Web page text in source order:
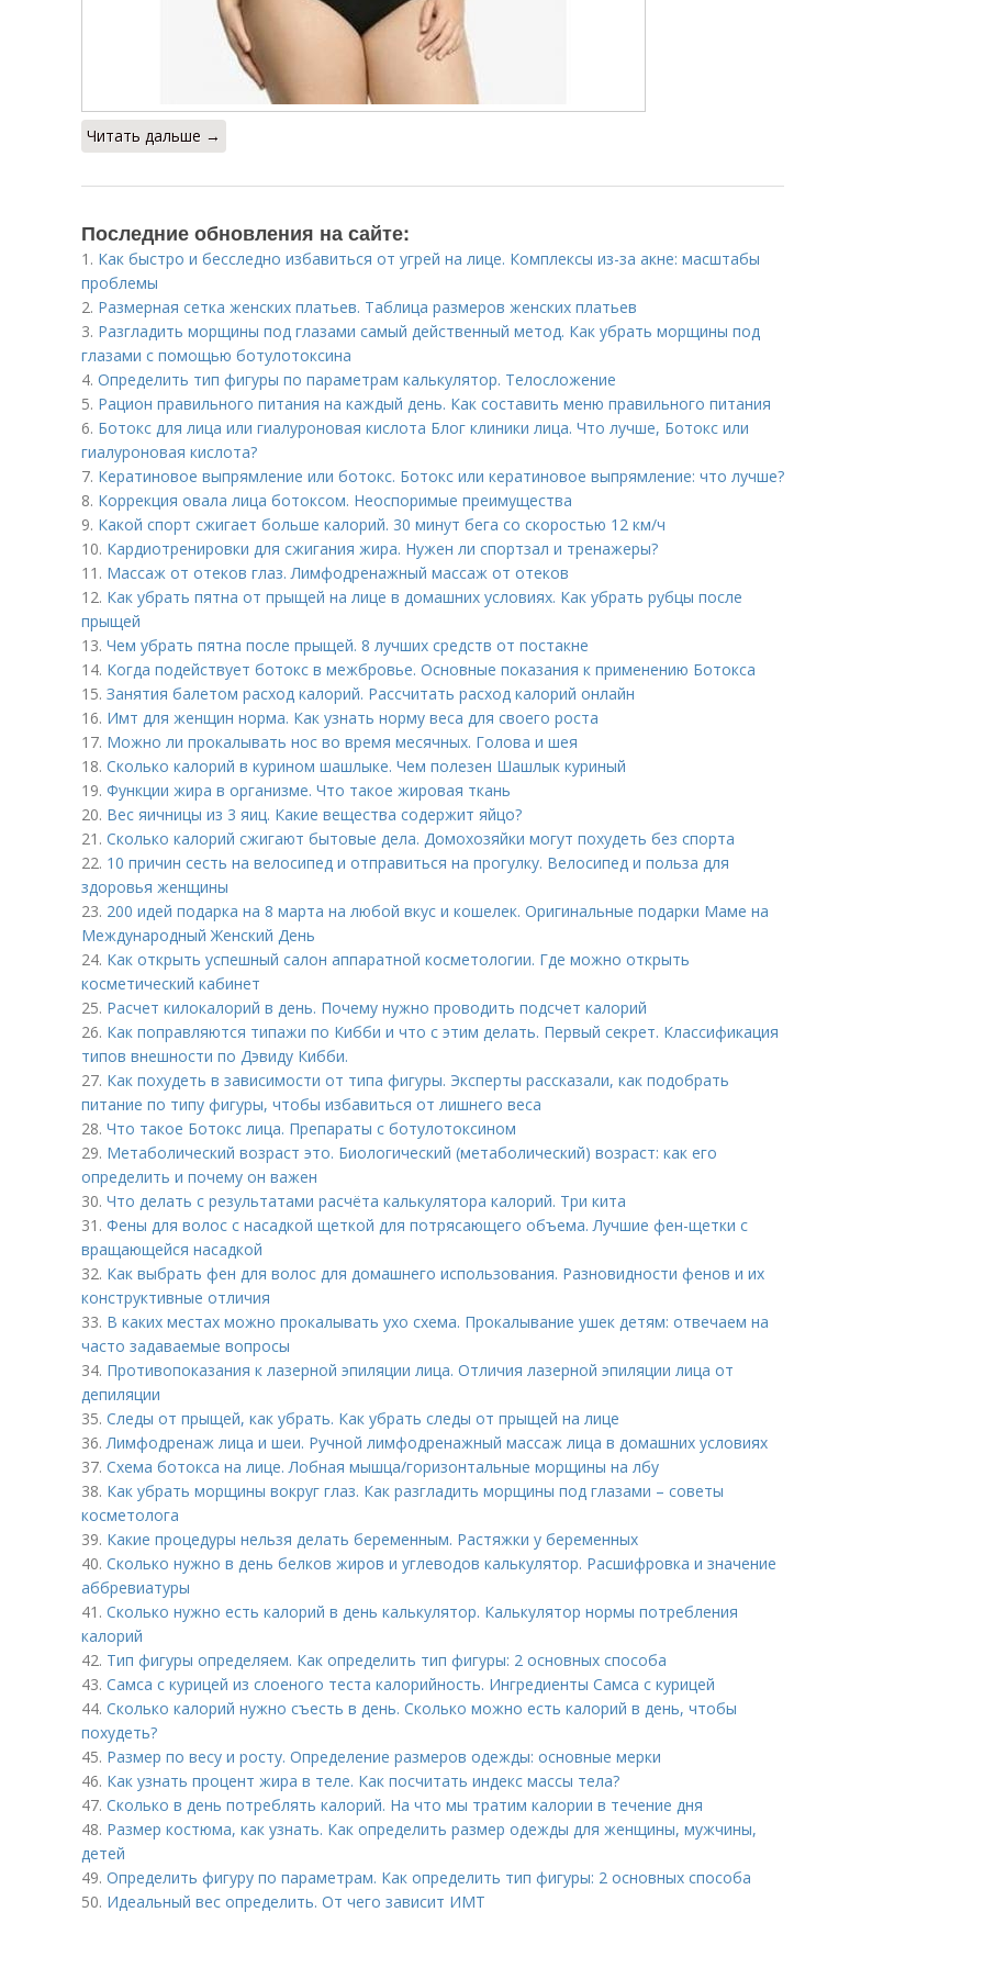
Читать дальше →
Последние обновления на сайте:
1. Как быстро и бесследно избавиться от угрей на лице. Комплексы из-за акне: масштабы
проблемы
2. Размерная сетка женских платьев. Таблица размеров женских платьев
3. Разгладить морщины под глазами самый действенный метод. Как убрать морщины под
глазами с помощью ботулотоксина
4. Определить тип фигуры по параметрам калькулятор. Телосложение
5. Рацион правильного питания на каждый день. Как составить меню правильного питания
6. Ботокс для лица или гиалуроновая кислота Блог клиники лица. Что лучше, Ботокс или
гиалуроновая кислота?
7. Кератиновое выпрямление или ботокс. Ботокс или кератиновое выпрямление: что лучше?
8. Коррекция овала лица ботоксом. Неоспоримые преимущества
9. Какой спорт сжигает больше калорий. 30 минут бега со скоростью 12 км/ч
10. Кардиотренировки для сжигания жира. Нужен ли спортзал и тренажеры?
11. Массаж от отеков глаз. Лимфодренажный массаж от отеков
12. Как убрать пятна от прыщей на лице в домашних условиях. Как убрать рубцы после
прыщей
13. Чем убрать пятна после прыщей. 8 лучших средств от постакне
14. Когда подействует ботокс в межбровье. Основные показания к применению Ботокса
15. Занятия балетом расход калорий. Рассчитать расход калорий онлайн
16. Имт для женщин норма. Как узнать норму веса для своего роста
17. Можно ли прокалывать нос во время месячных. Голова и шея
18. Сколько калорий в курином шашлыке. Чем полезен Шашлык куриный
19. Функции жира в организме. Что такое жировая ткань
20. Вес яичницы из 3 яиц. Какие вещества содержит яйцо?
21. Сколько калорий сжигают бытовые дела. Домохозяйки могут похудеть без спорта
22. 10 причин сесть на велосипед и отправиться на прогулку. Велосипед и польза для
здоровья женщины
23. 200 идей подарка на 8 марта на любой вкус и кошелек. Оригинальные подарки Маме на
Международный Женский День
24. Как открыть успешный салон аппаратной косметологии. Где можно открыть
косметический кабинет
25. Расчет килокалорий в день. Почему нужно проводить подсчет калорий
26. Как поправляются типажи по Кибби и что с этим делать. Первый секрет. Классификация
типов внешности по Дэвиду Кибби.
27. Как похудеть в зависимости от типа фигуры. Эксперты рассказали, как подобрать
питание по типу фигуры, чтобы избавиться от лишнего веса
28. Что такое Ботокс лица. Препараты с ботулотоксином
29. Метаболический возраст это. Биологический (метаболический) возраст: как его
определить и почему он важен
30. Что делать с результатами расчёта калькулятора калорий. Три кита
31. Фены для волос с насадкой щеткой для потрясающего объема. Лучшие фен-щетки с
вращающейся насадкой
32. Как выбрать фен для волос для домашнего использования. Разновидности фенов и их
конструктивные отличия
33. В каких местах можно прокалывать ухо схема. Прокалывание ушек детям: отвечаем на
часто задаваемые вопросы
34. Противопоказания к лазерной эпиляции лица. Отличия лазерной эпиляции лица от
депиляции
35. Следы от прыщей, как убрать. Как убрать следы от прыщей на лице
36.Лимфодренаж лица и шеи. Ручной лимфодренажный массаж лица в домашних условиях
37. Схема ботокса на лице. Лобная мышца/горизонтальные морщины на лбу
38. Как убрать морщины вокруг глаз. Как разгладить морщины под глазами – советы
косметолога
39. Какие процедуры нельзя делать беременным. Растяжки у беременных
40. Сколько нужно в день белков жиров и углеводов калькулятор. Расшифровка и значение
аббревиатуры
41. Сколько нужно есть калорий в день калькулятор. Калькулятор нормы потребления
калорий
42. Тип фигуры определяем. Как определить тип фигуры: 2 основных способа
43. Самса с курицей из слоеного теста калорийность. Ингредиенты Самса с курицей
44. Сколько калорий нужно съесть в день. Сколько можно есть калорий в день, чтобы
похудеть?
45. Размер по весу и росту. Определение размеров одежды: основные мерки
46. Как узнать процент жира в теле. Как посчитать индекс массы тела?
47. Сколько в день потреблять калорий. На что мы тратим калории в течение дня
48. Размер костюма, как узнать. Как определить размер одежды для женщины, мужчины,
детей
49. Определить фигуру по параметрам. Как определить тип фигуры: 2 основных способа
50. Идеальный вес определить. От чего зависит ИМТ